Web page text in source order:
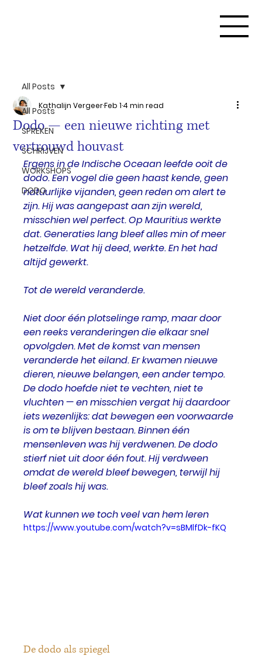
All Posts
SPREKEN
SCHRIJVEN
WORKSHOPS
DODO
All Posts
Dodo — een nieuwe richting met
vertrouwd houvast
Kathalijn VergeerFeb 14 min read
Ergens in de Indische Oceaan leefde ooit de
dodo. Een vogel die geen haast kende, geen
natuurlijke vijanden, geen reden om alert te
zijn. Hij was aangepast aan zijn wereld,
misschien wel perfect. Op Mauritius werkte
dat. Generaties lang bleef alles min of meer
hetzelfde. Wat hij deed, werkte. En het had
altijd gewerkt.
Tot de wereld veranderde.
Niet door één plotselinge ramp, maar door
een reeks veranderingen die elkaar snel
opvolgden. Met de komst van mensen
veranderde het eiland. Er kwamen nieuwe
dieren, nieuwe belangen, een ander tempo.
De dodo hoefde niet te vechten, niet te
vluchten — en misschien vergat hij daardoor
iets wezenlijks: dat bewegen een voorwaarde
is om te blijven bestaan. Binnen één
mensenleven was hij verdwenen. Dedodo
stierf niet uit door één fout. Hij verdween
omdat de wereld bleef bewegen, terwijl hij
bleef zoals hij was.
Wat kunnen we toch veel van hem leren
https://www.youtube.com/watch?v=sBMlfDk-fKQ
De dodo als spiegel